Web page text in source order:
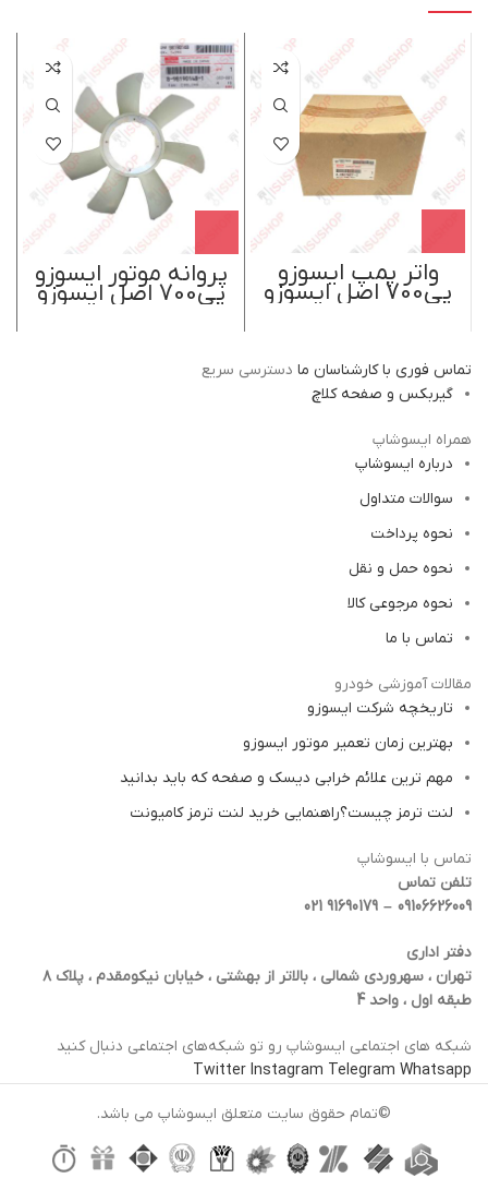
واتر پمپ ایسوزو
پی700 اصل ایسوزو
موتور ژاپن
پروانه موتور ایسوزو
پی700 اصل ایسوزو
موتور ژاپن
تماس فوری با کارشناسان ما دسترسی سریع
گیربکس و صفحه کلاچ
همراه ایسوشاپ
درباره ایسوشاپ
سوالات متداول
نحوه پرداخت
نحوه حمل و نقل
نحوه مرجوعی کالا
تماس با ما
مقالات آموزشی خودرو
تاریخچه شرکت ایسوزو
بهترین زمان تعمیر موتور ایسوزو
مهم ترین علائم خرابی دیسک و صفحه که باید بدانید
لنت ترمز چیست؟راهنمایی خرید لنت ترمز کامیونت
تماس با ایسوشاپ
تلفن تماس
09106626009 – 91690179 021
دفتر اداری
تهران ، سهروردی شمالی ، بالاتر از بهشتی ، خیابان نیکومقدم ، پلاک ۸
طبقه اول ، واحد 4
شبکه‌ های اجتماعی ایسوشاپ رو تو شبکه‌های اجتماعی دنبال کنید
Twitter Instagram Telegram Whatsapp
©تمام حقوق سایت متعلق ایسوشاپ می باشد.